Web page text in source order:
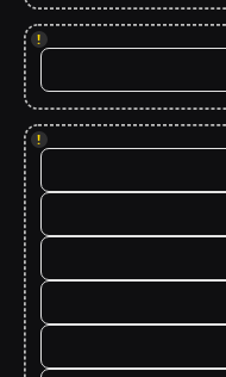
!
!